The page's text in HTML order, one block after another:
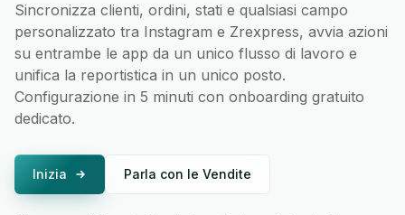
Sincronizza clienti, ordini, stati e qualsiasi campo
personalizzato tra Instagram e Zrexpress, avvia azioni
su entrambe le app da un unico flusso di lavoro e
unifica la reportistica in un unico posto.
Configurazione in 5 minuti con onboarding gratuito
dedicato.
Inizia Parla con le Vendite